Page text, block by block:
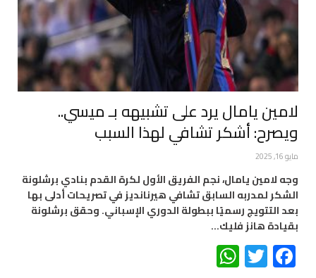
لامين يامال يرد على تشبيهه بـ ميسي..
ويصرح: أشكر تشافي لهذا السبب
مايو 16, 2025
وجه لامين يامال، نجم الفريق الأول لكرة القدم بنادي برشلونة
الشكر لمدربه السابق تشافي هيرنانديز في تصريحات أدلى بها
بعد التتويج رسميًا ببطولة الدوري الإسباني. وحقق برشلونة
بقيادة هانز فليك…
Facebook
Twitter